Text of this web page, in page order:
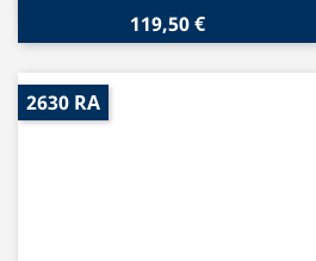
119,50 €
2630 RA